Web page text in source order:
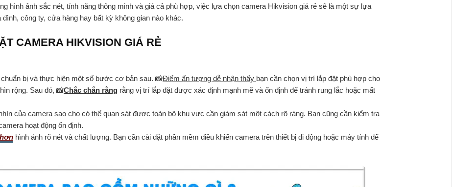
hình ảnh sắc nét, tính năng thông minh và giá cả phù hợp, việc lựa chọn camera Hikvision giá rẻ sẽ là một sự lựa
công ty, cửa hàng hay bất kỳ không gian nào khác.
CAMERA HIKVISION GIÁ RẺ
bị và thực hiện một số bước cơ bản sau. 📸Điểm ấn tượng dễ nhận thấy bạn cần chọn vị trí lắp đặt phù hợp cho
rộng. Sau đó, 📸Chắc chắn rằng rằng vị trí lắp đặt được xác định mạnh mẽ và ổn định để tránh rung lắc hoặc mất
của camera sao cho có thể quan sát được toàn bộ khu vực cần giám sát một cách rõ ràng. Bạn cũng cần kiểm tra
hoạt động ổn định.
hình ảnh rõ nét và chất lượng. Bạn cần cài đặt phần mềm điều khiển camera trên thiết bị di động hoặc máy tính để